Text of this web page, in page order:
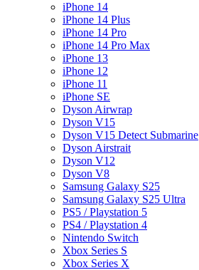
iPhone 14
iPhone 14 Plus
iPhone 14 Pro
iPhone 14 Pro Max
iPhone 13
iPhone 12
iPhone 11
iPhone SE
Dyson Airwrap
Dyson V15
Dyson V15 Detect Submarine
Dyson Airstrait
Dyson V12
Dyson V8
Samsung Galaxy S25
Samsung Galaxy S25 Ultra
PS5 / Playstation 5
PS4 / Playstation 4
Nintendo Switch
Xbox Series S
Xbox Series X